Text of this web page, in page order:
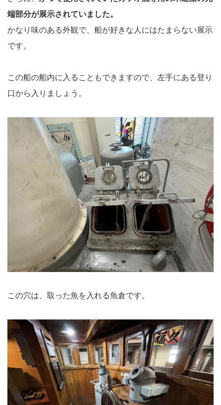
端部分が展示されていました。
かなり味のある外観で、船が好きな人にはたまらない展示
です。
この船の船内に入ることもできますので、左手にある登り
口から入りましょう。
この穴は、取った魚を入れる魚倉です。